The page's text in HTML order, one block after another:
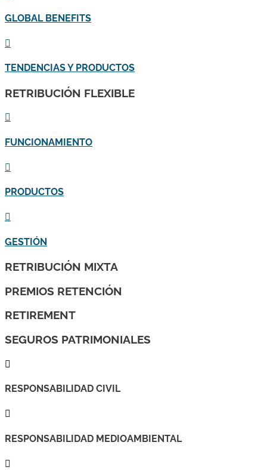
GLOBAL BENEFITS

TENDENCIAS Y PRODUCTOS
RETRIBUCIÓN FLEXIBLE

FUNCIONAMIENTO

PRODUCTOS

GESTIÓN
RETRIBUCIÓN MIXTA
PREMIOS RETENCIÓN
RETIREMENT
SEGUROS PATRIMONIALES

RESPONSABILIDAD CIVIL

RESPONSABILIDAD MEDIOAMBIENTAL
